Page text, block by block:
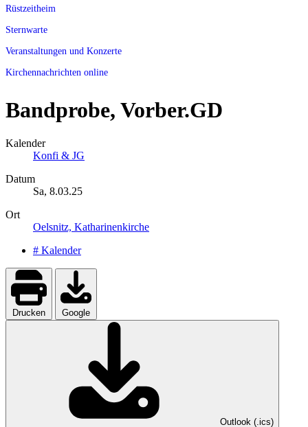
Rüstzeitheim
Sternwarte
Veranstaltungen und Konzerte
Kirchennachrichten online
Bandprobe, Vorber.GD
Kalender
Konfi & JG
Datum
Sa, 8.03.25
Ort
Oelsnitz, Katharinenkirche
# Kalender
Drucken Google
Outlook (.ics)